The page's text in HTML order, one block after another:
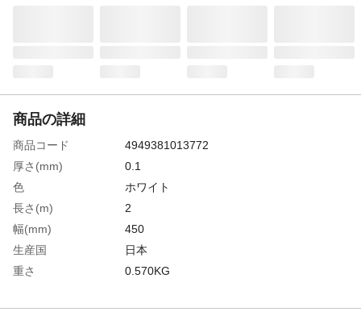
商品の詳細
商品コード
4949381013772
厚さ(mm)
0.1
色
ホワイト
長さ(m)
2
幅(mm)
450
生産国
日本
重さ
0.570KG
材質2
粘着剤：アクリル系